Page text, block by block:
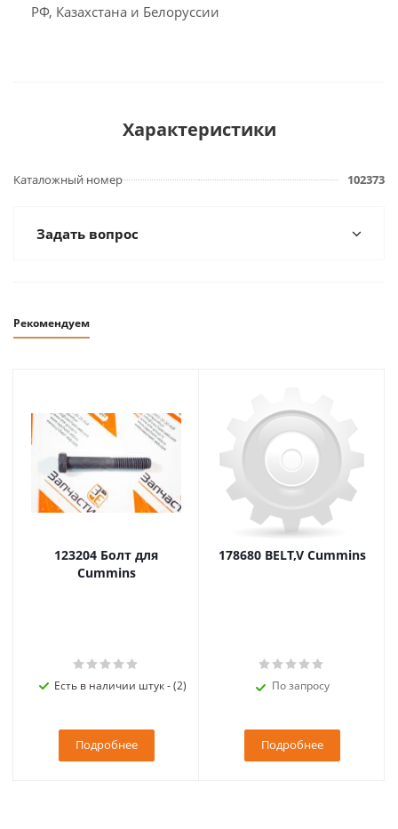
РФ, Казахстана и Белоруссии
Характеристики
Каталожный номер 102373
Задать вопрос
Рекомендуем
123204 Болт для
Cummins
Есть в наличии штук - (2)
Подробнее
178680 BELT,V Cummins
По запросу
Подробнее